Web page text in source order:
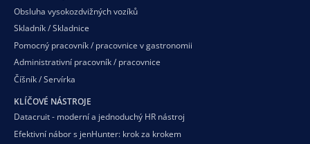
Obsluha vysokozdvižných vozíků
Skladník / Skladnice
Pomocný pracovník / pracovnice v gastronomii
Administrativní pracovník / pracovnice
Číšník / Servírka
KLÍČOVÉ NÁSTROJE
Datacruit - moderní a jednoduchý HR nástroj
Efektivní nábor s jenHunter: krok za krokem